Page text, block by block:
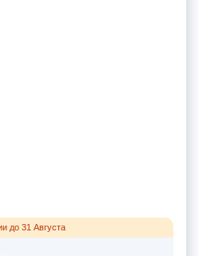
до 31 Августа